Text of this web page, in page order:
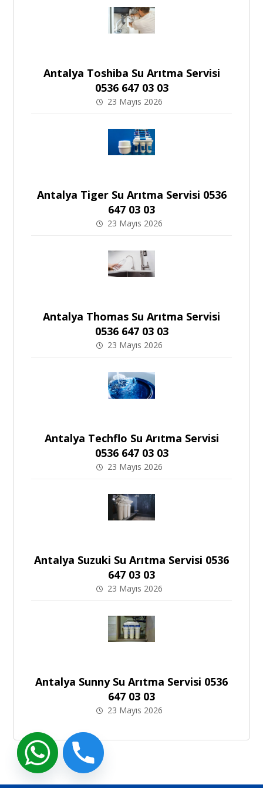
Antalya Toshiba Su Arıtma Servisi
0536 647 03 03
23 Mayıs 2026
Antalya Tiger Su Arıtma Servisi 0536
647 03 03
23 Mayıs 2026
Antalya Thomas Su Arıtma Servisi
0536 647 03 03
23 Mayıs 2026
Antalya Techflo Su Arıtma Servisi
0536 647 03 03
23 Mayıs 2026
Antalya Suzuki Su Arıtma Servisi 0536
647 03 03
23 Mayıs 2026
Antalya Sunny Su Arıtma Servisi 0536
647 03 03
23 Mayıs 2026